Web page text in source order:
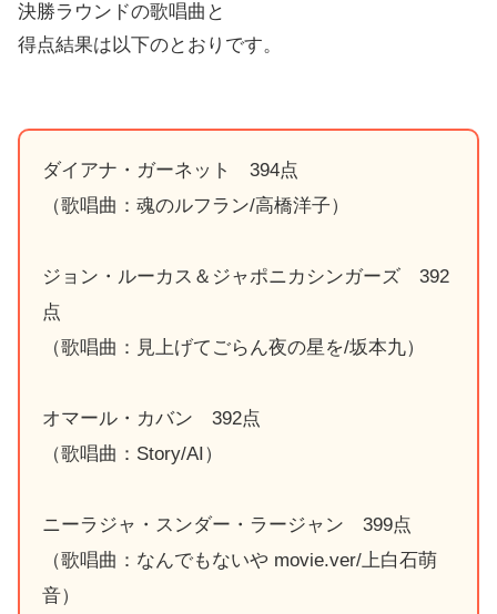
決勝ラウンドの歌唱曲と
得点結果は以下のとおりです。
ダイアナ・ガーネット 394点
（歌唱曲：魂のルフラン/高橋洋子）
ジョン・ルーカス＆ジャポニカシンガーズ 392
点
（歌唱曲：見上げてごらん夜の星を/坂本九）
オマール・カバン 392点
（歌唱曲：Story/AI）
ニーラジャ・スンダー・ラージャン 399点
（歌唱曲：なんでもないや movie.ver/上白石萌
音）